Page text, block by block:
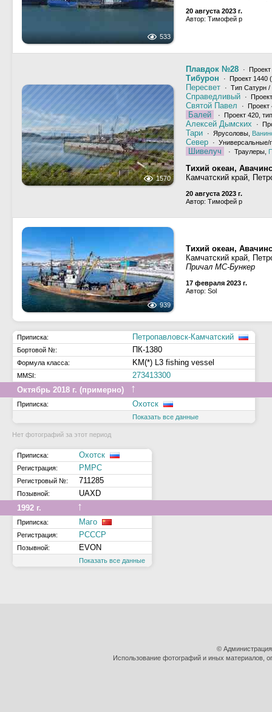
533
20 августа 2023 г.
Автор: Тимофей р
1570
Плавдок №28 ·
Тибурон · Проект 1440
Пересвет · Тип Сатурн /
Справедливый ·
Святой Павел ·
Балей · Проект 420,
Алексей Дымских ·
Тари · Ярусоловы,
Север · Универсальные/
Шивелуч · Траулеры,
Тихий океан,
Камчатский край,
20 августа 2023 г.
Автор: Тимофей р
939
Тихий океан,
Камчатский край,
Причал МС-Бункер
17 февраля 2023 г.
Автор: Sol
Приписка: Петропавловск-Камчатский
Бортовой №: ПК-1380
Формула класса: KM(*) L3 fishing vessel
MMSI:
273413300
Октябрь 2018 г. (примерно)
↑
Приписка: Охотск
Показать все данные
Нет фотографий за этот период
Приписка: Охотск
Регистрация: РМРС
Регистровый №: 711285
Позывной:
UAXD
1992 г.
↑
Приписка: Маго
Регистрация: РСССР
Позывной: EVON
Показать все данные
©
Использование фотографий и иных материалов,